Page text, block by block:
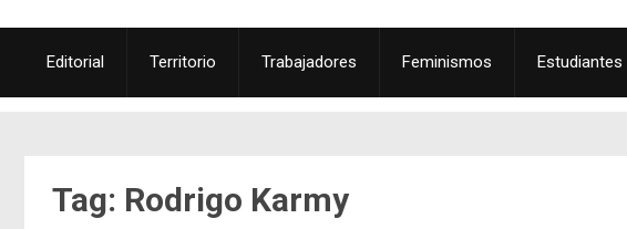
Editorial Territorio Trabajadores Feminismos Estudiantes
Tag: Rodrigo Karmy